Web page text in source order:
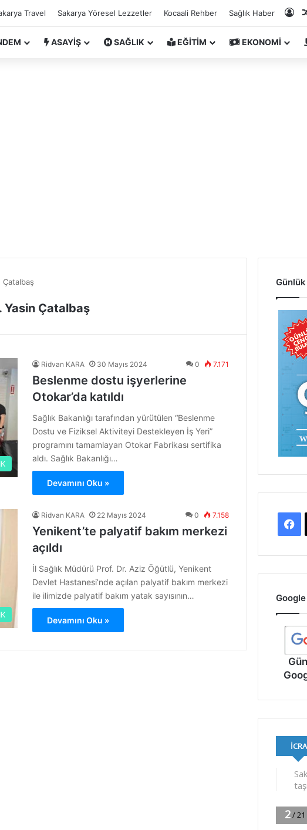
Travel Sakarya Yöresel Lezzetler Kocaali Rehber Sağlık Haber
ASAYİŞ SAĞLIK EĞİTİM EKONOMİ
Çatalbaş
Yasin Çatalbaş
Ridvan KARA 30 Mayıs 2024 0 7.171
Beslenme dostu işyerlerine
Otokar’da katıldı
Sağlık Bakanlığı tarafından yürütülen “Beslenme
Dostu ve Fiziksel Aktiviteyi Destekleyen İş Yeri”
programını tamamlayan Otokar Fabrikası sertifika
aldı. Sağlık Bakanlığı…
Devamını Oku »
Ridvan KARA 22 Mayıs 2024 0 7.158
Yenikent’te palyatif bakım merkezi
açıldı
İl Sağlık Müdürü Prof. Dr. Aziz Öğütlü, Yenikent
Devlet Hastanesi’nde açılan palyatif bakım merkezi
ile ilimizde palyatif bakım yatak sayısının…
Devamını Oku »